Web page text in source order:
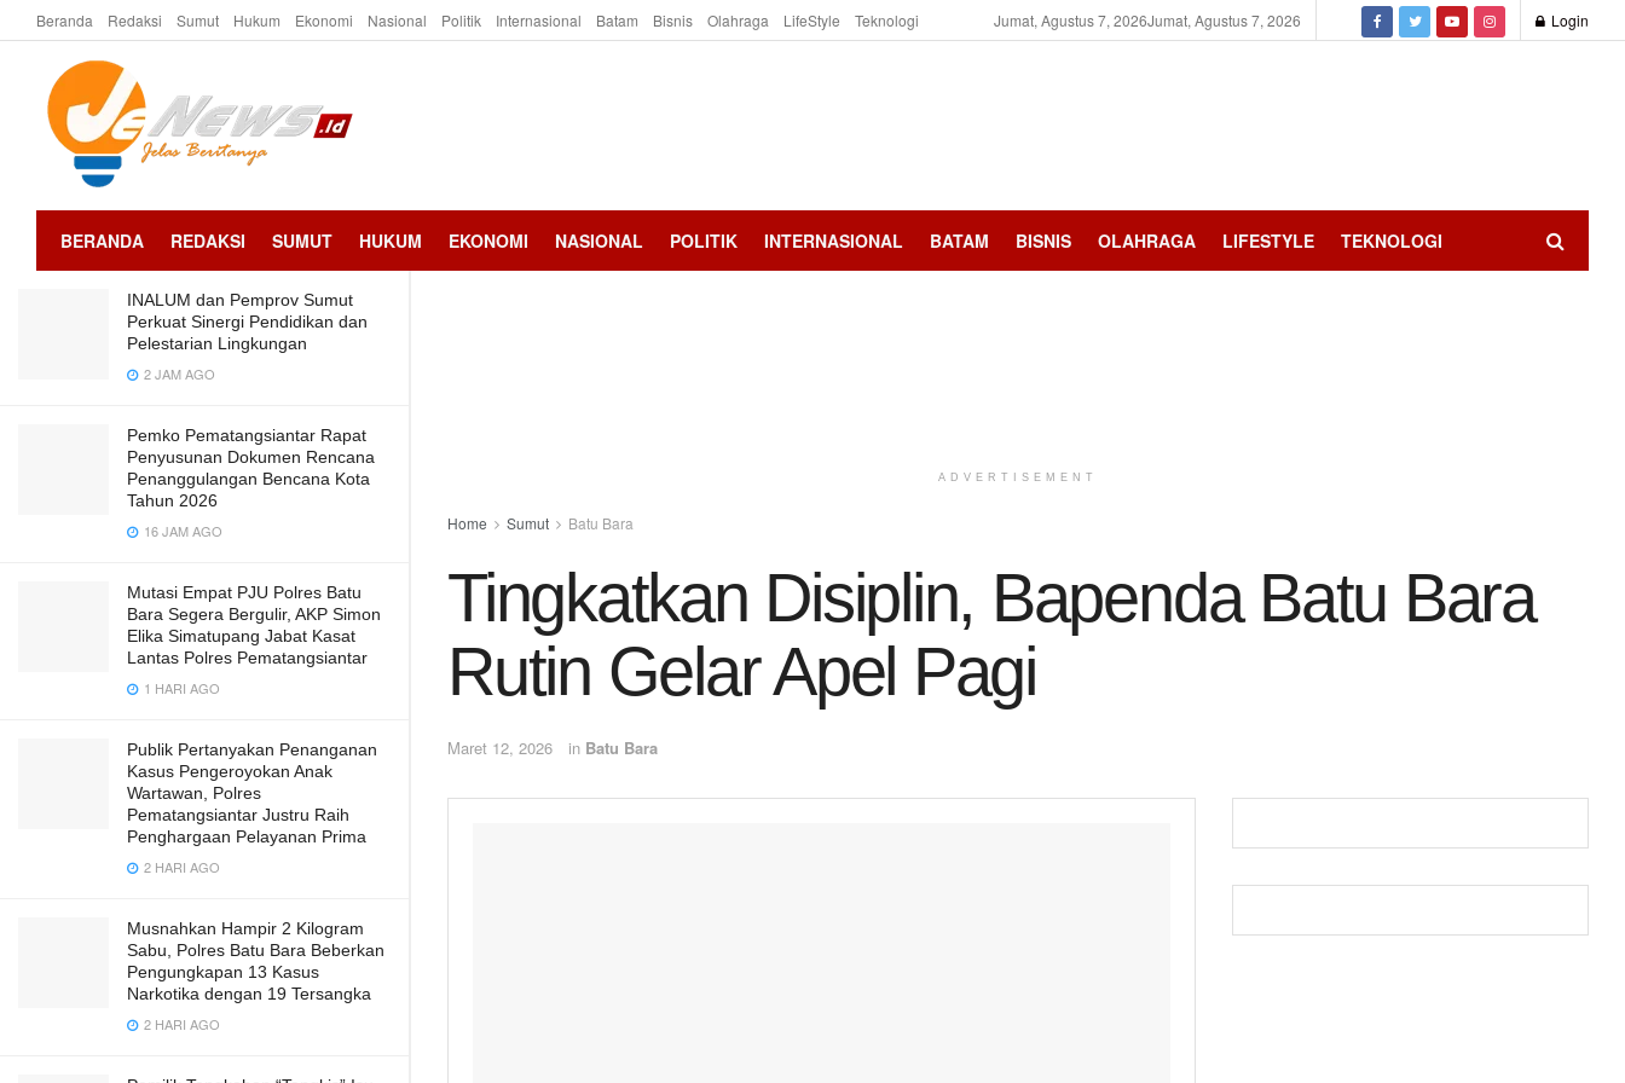
LATEST TRENDING
Tingkatkan Disiplin, Bapenda Batu
Bara Rutin Gelar Apel Pagi
INALUM dan Pemprov Sumut
Perkuat Sinergi Pendidikan dan
Pelestarian Lingkungan
2 JAM AGO
Pemko Pematangsiantar Rapat
Penyusunan Dokumen Rencana
Penanggulangan Bencana Kota
Tahun 2026
16 JAM AGO
Mutasi Empat PJU Polres Batu
Bara Segera Bergulir, AKP Simon
Elika Simatupang Jabat Kasat
Lantas Polres Pematangsiantar
1 HARI AGO
Publik Pertanyakan Penanganan
Kasus Pengeroyokan Anak
Wartawan, Polres
Pematangsiantar Justru Raih
Penghargaan Pelayanan Prima
2 HARI AGO
Musnahkan Hampir 2 Kilogram
Sabu, Polres Batu Bara Beberkan
Pengungkapan 13 Kasus
Narkotika dengan 19 Tersangka
2 HARI AGO
Beranda Redaksi Sumut Hukum Ekonomi Nasional Politik Internasional Batam Bisnis Olahraga LifeStyle Teknologi Jumat, Agustus 7, 2026Jumat, Agustus 7, 2026 Login
BERANDA REDAKSI SUMUT HUKUM EKONOMI NASIONAL POLITIK INTERNASIONAL BATAM BISNIS OLAHRAGA LIFESTYLE TEKNOLOGI
ADVERTISEMENT
Home Sumut Batu Bara
Tingkatkan Disiplin, Bapenda Batu Bara
Rutin Gelar Apel Pagi
Maret 12, 2026 in Batu Bara